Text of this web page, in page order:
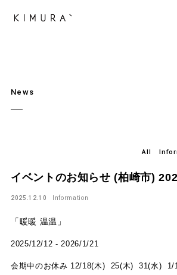
News
All
イベントのお知らせ (柏崎市)
2025.12.10 Information
「暖暖 温温」
2025/12/12 - 2026/1/21
会期中のお休み 12/18(木) 25(木) 31(水)